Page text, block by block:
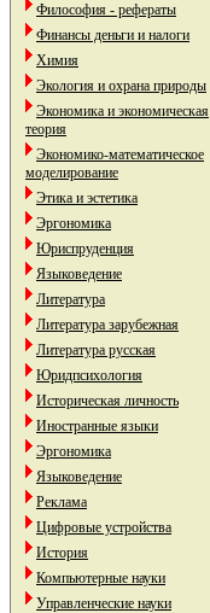
Философия - рефераты
Финансы деньги и налоги
Химия
Экология и охрана природы
Экономика и экономическая
теория
Экономико-математическое
моделирование
Этика и эстетика
Эргономика
Юриспруденция
Языковедение
Литература
Литература зарубежная
Литература русская
Юридпсихология
Историческая личность
Иностранные языки
Эргономика
Языковедение
Реклама
Цифровые устройства
История
Компьютерные науки
Управленческие науки